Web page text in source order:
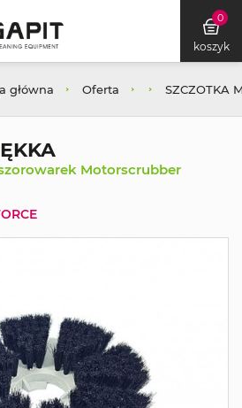
0
koszyk
główna Oferta SZCZOTKA
Motorscrubber